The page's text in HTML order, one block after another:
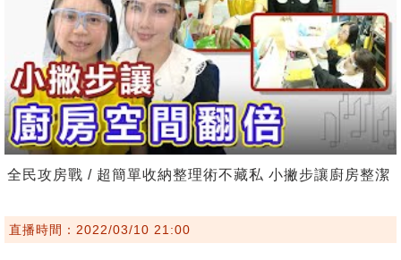
全民攻房戰 / 超簡單收納整理術不藏私 小撇步讓廚房整潔
直播時間：2022/03/10 21:00